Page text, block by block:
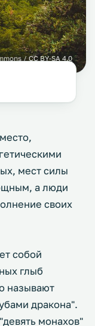
/CC BY-SA 4.0
мест силы
а люди
своих
собой
глыб
называют
дракона".
монахов"